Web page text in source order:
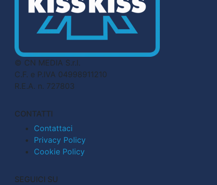
© CN MEDIA S.r.l.
C.F. e P.IVA 04998911210
R.E.A. n. 727803
CONTATTI
Contattaci
Privacy Policy
Cookie Policy
SEGUICI SU